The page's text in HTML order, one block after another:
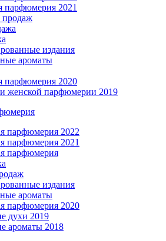
парфюмерия 2021
издания
ароматы
парфюмерия 2020
женской парфюмерии 2019
парфюмерия 2022
парфюмерия 2021
парфюмерия
издания
ароматы
парфюмерия 2020
духи 2019
ароматы 2018